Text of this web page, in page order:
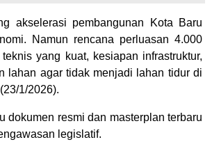
akselerasi pembangunan Kota Baru
Namun rencana perluasan 4.000
yang kuat, kesiapan infrastruktur,
lahan agar tidak menjadi lahan tidur di
1/2026).
dokumen resmi dan masterplan terbaru
legislatif.